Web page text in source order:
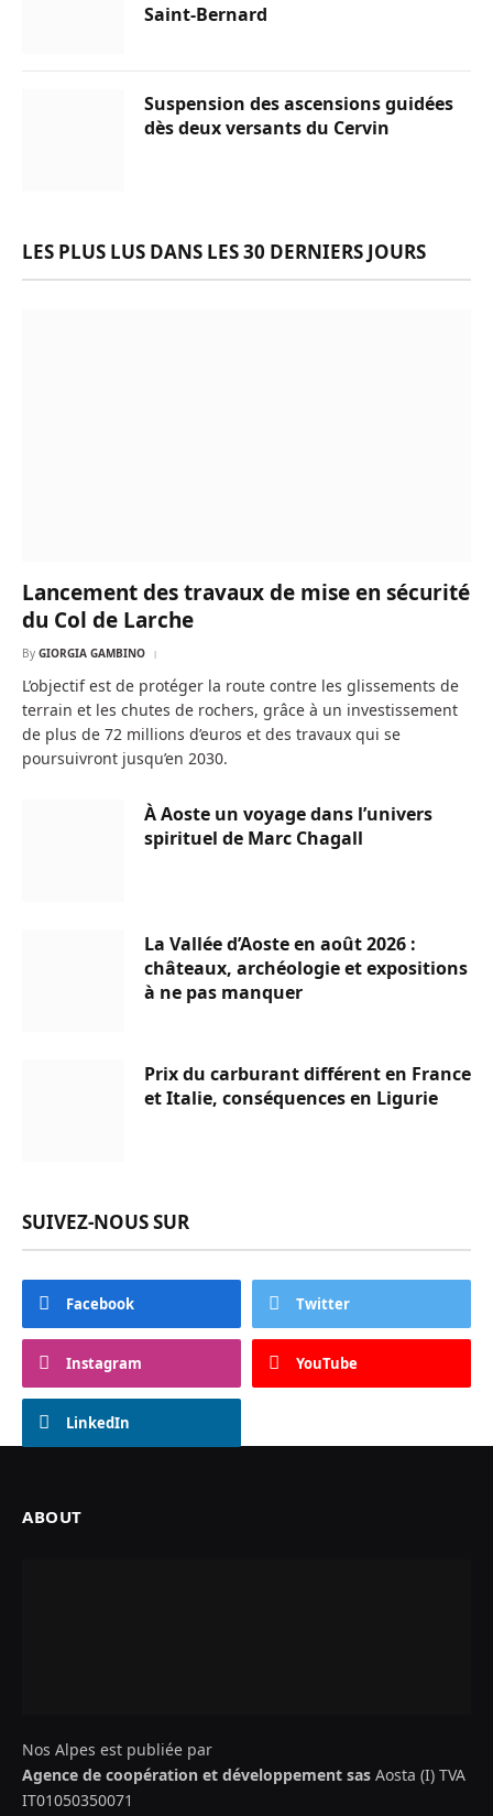
Saint-Bernard
Suspension des ascensions guidées
dès deux versants du Cervin
LES PLUS LUS DANS LES 30 DERNIERS JOURS
Lancement des travaux de mise en sécurité
du Col de Larche
By GIORGIA GAMBINO
L’objectif est de protéger la route contre les glissements de
terrain et les chutes de rochers, grâce à un investissement
de plus de 72 millions d’euros et des travaux qui se
poursuivront jusqu’en 2030.
À Aoste un voyage dans l’univers
spirituel de Marc Chagall
La Vallée d’Aoste en août 2026 :
châteaux, archéologie et expositions
à ne pas manquer
Prix du carburant différent en France
et Italie, conséquences en Ligurie
SUIVEZ-NOUS SUR
Facebook Twitter
Instagram YouTube
LinkedIn
ABOUT
Nos Alpes est publiée par
Agence de coopération et développement sas Aosta (I) TVA
IT01050350071